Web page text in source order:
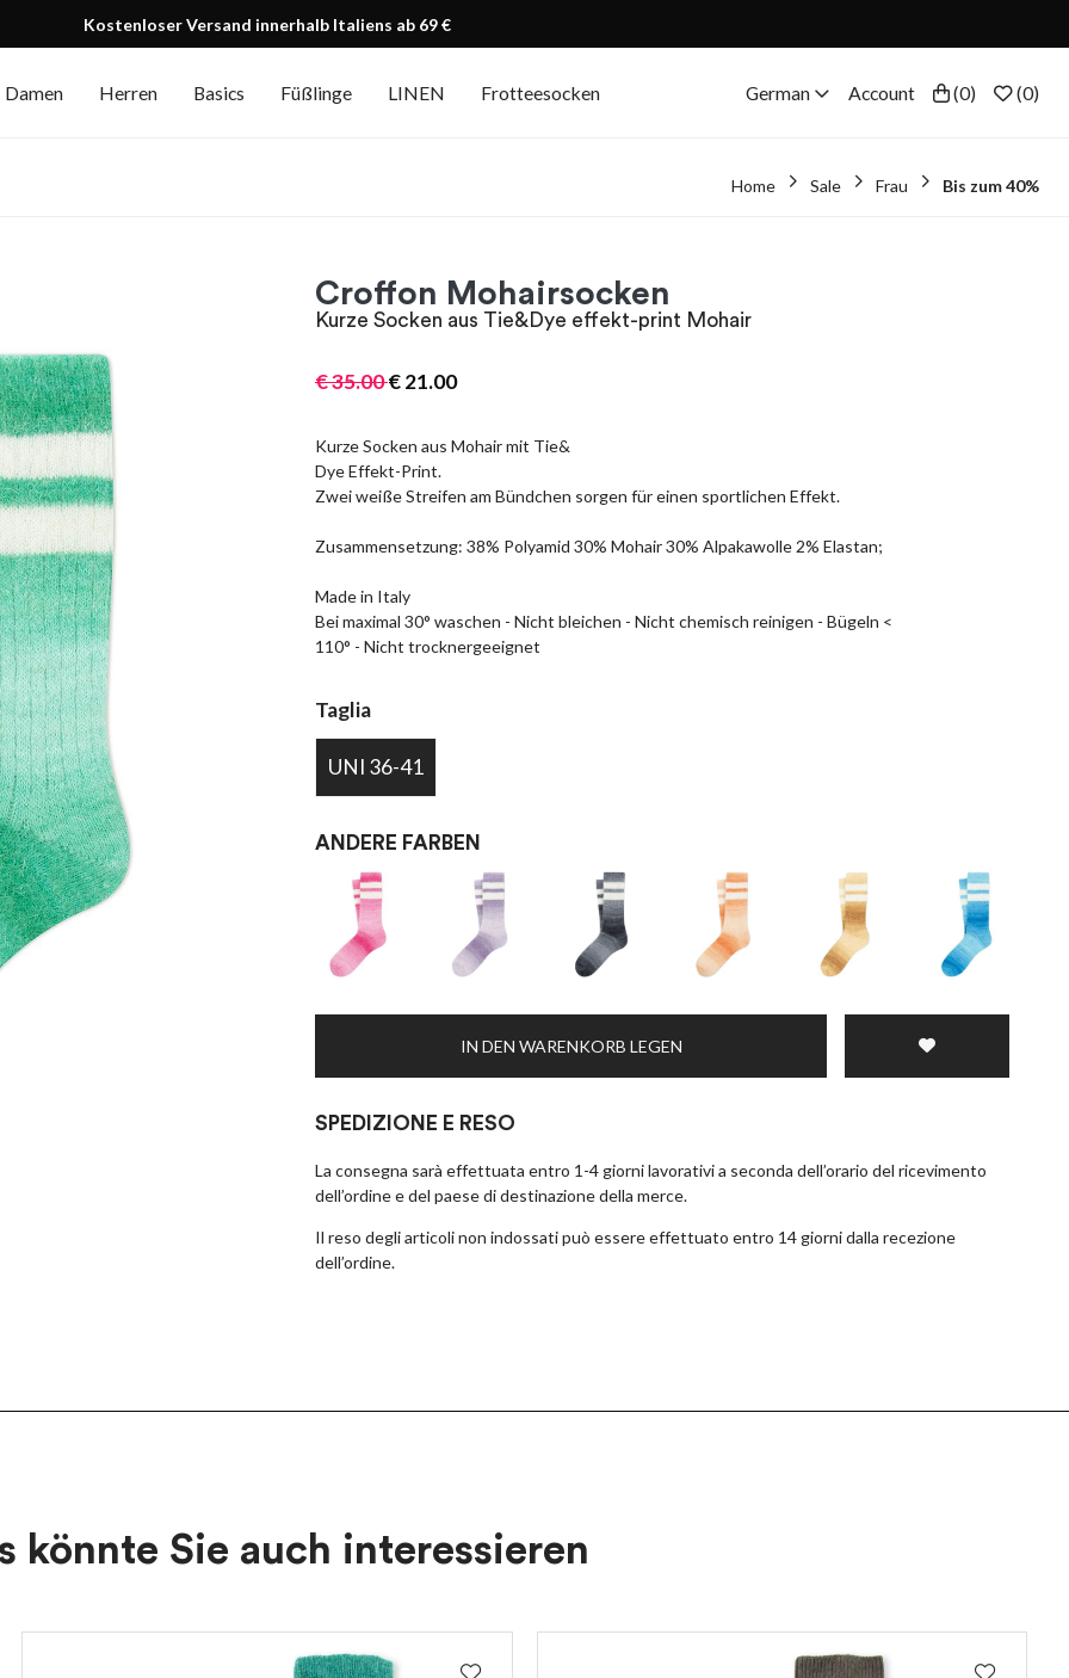
Kostenloser Versand innerhalb Italiens ab 69 €
Damen Herren Basics Füßlinge LINEN Frotteesocken German Account (0) (0)
Home Sale Frau Bis zum 40%
Croffon Mohairsocken
Kurze Socken aus Tie&Dye effekt-print Mohair
€35.00€21.00
Kurze Socken aus Mohair mit Tie&
Dye Effekt-Print.
Zwei weiße Streifen am Bündchen sorgen für einen sportlichen Effekt.
Zusammensetzung: 38% Polyamid 30% Mohair 30% Alpakawolle 2% Elastan;
Made in Italy
Bei maximal 30° waschen - Nicht bleichen - Nicht chemisch reinigen - Bügeln <
110° - Nicht trocknergeeignet
Taglia
UNI 36-41
ANDERE FARBEN
IN DEN WARENKORB LEGEN
SPEDIZIONE E RESO
La consegna sarà effettuata entro 1-4 giorni lavorativi a seconda dell’orario del ricevimento
dell’ordine e del paese di destinazione della merce.
Il reso degli articoli non indossati può essere effettuato entro 14 giorni dalla recezione
dell’ordine.
könnte Sie auch interessieren